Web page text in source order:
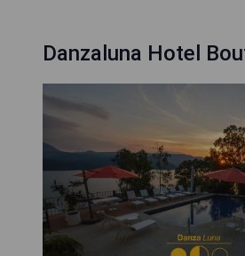
Danzaluna Hotel